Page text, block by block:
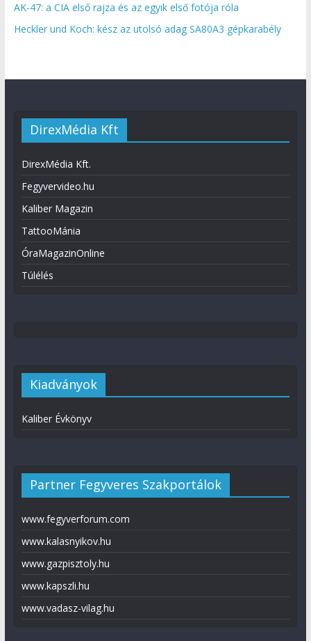
AK-47: a CIA első rajza és az egyik első fotója róla
Heckler und Koch: kész az utolsó adag SA80A3 gépkarabély
DirexMédia Kft
DirexMédia Kft.
Fegyvervideo.hu
Kaliber Magazin
TattooMánia
ÓraMagazinOnline
Túlélés
Kiadványok
Kaliber Évkönyv
Partner Fegyveres Szakportálok
www.fegyverforum.com
www.kalasnyikov.hu
www.gazpisztoly.hu
www.kapszli.hu
www.vadasz-vilag.hu